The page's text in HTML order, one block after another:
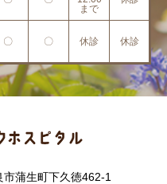
まで
〇 〇 休診 休診
蒲生町下久徳462-1